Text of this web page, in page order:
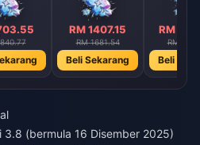
RM 1407.15
RM 1681.54
Beli Sekarang
RM
RM
Beli
3.8 (bermula 16 Disember 2025)